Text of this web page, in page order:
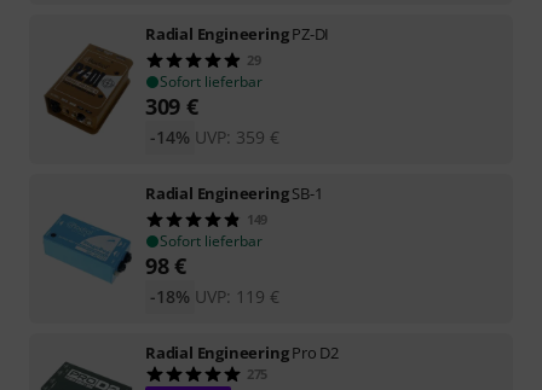
Radial EngineeringPZ-DI
29
Sofort lieferbar
309 €
UVP: 359 €
-14%
Radial EngineeringSB-1
149
Sofort lieferbar
98€
UVP: 119 €
-18%
Radial EngineeringPro D2
275